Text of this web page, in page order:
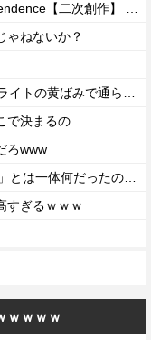
ゃねないか？
で決まるの
ろwww
すぎるｗｗｗ
ｗｗｗｗ